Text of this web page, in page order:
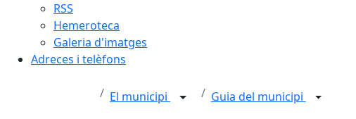
RSS
Hemeroteca
Galeria d'imatges
Adreces i telèfons
El municipi Guia del municipi